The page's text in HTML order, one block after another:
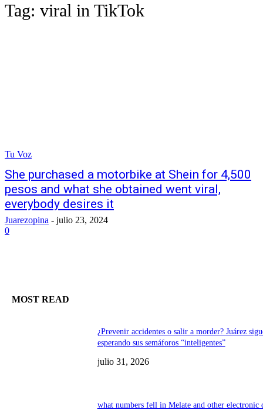
Tag: viral in TikTok
Tu Voz
She purchased a motorbike at Shein for 4,500
pesos and what she obtained went viral,
everybody desires it
Juarezopina - julio 23, 2024
0
MOST READ
¿Prevenir accidentes o salir a morder? Juárez
esperando sus semáforos “inteligentes”
julio 31, 2026
what numbers fell in Melate and other electronic